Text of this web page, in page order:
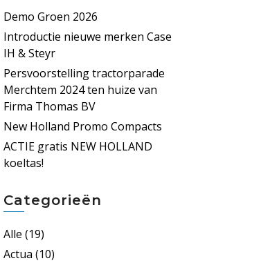
Demo Groen 2026
Introductie nieuwe merken Case
IH & Steyr
Persvoorstelling tractorparade
Merchtem 2024 ten huize van
Firma Thomas BV
New Holland Promo Compacts
ACTIE gratis NEW HOLLAND
koeltas!
Categorieën
Alle (19)
Actua (10)